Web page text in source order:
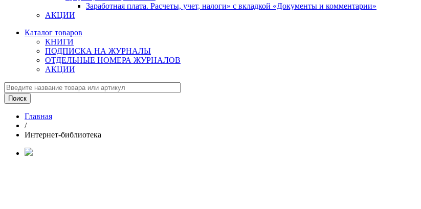
Заработная плата. Расчеты, учет, налоги» с вкладкой «Документы и комментарии»
АКЦИИ
Каталог товаров
КНИГИ
ПОДПИСКА НА ЖУРНАЛЫ
ОТДЕЛЬНЫЕ НОМЕРА ЖУРНАЛОВ
АКЦИИ
Главная
/
Интернет-библиотека